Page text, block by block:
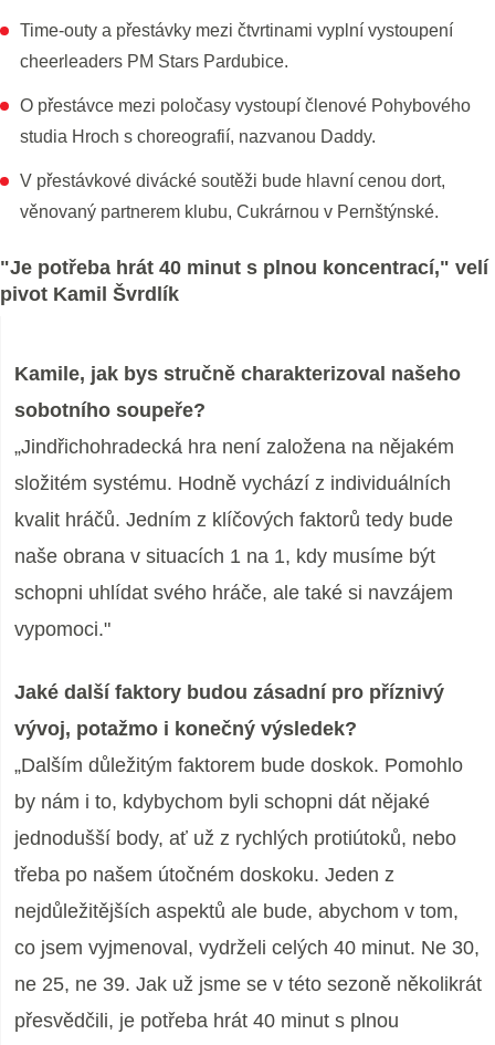
Time-outy a přestávky mezi čtvrtinami vyplní vystoupení
cheerleaders PM Stars Pardubice.
O přestávce mezi poločasy vystoupí členové Pohybového
studia Hroch s choreografií, nazvanou Daddy.
V přestávkové divácké soutěži bude hlavní cenou dort,
věnovaný partnerem klubu, Cukrárnou v Pernštýnské.
"Je potřeba hrát 40 minut s plnou koncentrací," velí
pivot Kamil Švrdlík
Kamile, jak bys stručně charakterizoval našeho
sobotního soupeře?
„Jindřichohradecká hra není založena na nějakém
složitém systému. Hodně vychází z individuálních
kvalit hráčů. Jedním z klíčových faktorů tedy bude
naše obrana v situacích 1 na 1, kdy musíme být
schopni uhlídat svého hráče, ale také si navzájem
vypomoci."
Jaké další faktory budou zásadní pro příznivý
vývoj, potažmo i konečný výsledek?
„Dalším důležitým faktorem bude doskok. Pomohlo
by nám i to, kdybychom byli schopni dát nějaké
jednodušší body, ať už z rychlých protiútoků, nebo
třeba po našem útočném doskoku. Jeden z
nejdůležitějších aspektů ale bude, abychom v tom,
co jsem vyjmenoval, vydrželi celých 40 minut. Ne 30,
ne 25, ne 39. Jak už jsme se v této sezoně několikrát
přesvědčili, je potřeba hrát 40 minut s plnou